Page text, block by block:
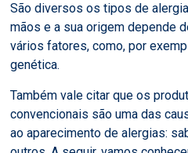
São diversos os tipos de
mãos e a sua origem depende
vários fatores, como, por
genética.
Também vale citar que os
convencionais são uma das
ao aparecimento de alergias: